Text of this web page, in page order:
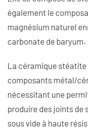
également le
magnésium naturel
carbonate de baryum.
La céramique
composants métal/
nécessitant une
produire des joints
sous vide à haute